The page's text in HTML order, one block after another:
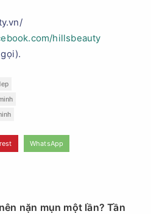
hillsbeauty
WhatsApp
nặn mụn một lần? Tần